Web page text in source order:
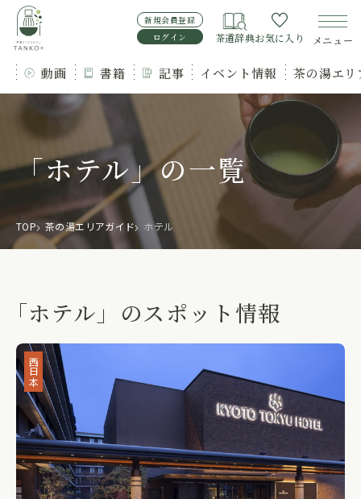
新規会員登録
ログイン
茶道辞典お気に入り メニュー
動画 書籍 記事 イベント情報 茶の湯エ
「ホテル」の一覧
TOP 茶の湯エリアガイド ホテル
「ホテル」のスポット情報
西日本